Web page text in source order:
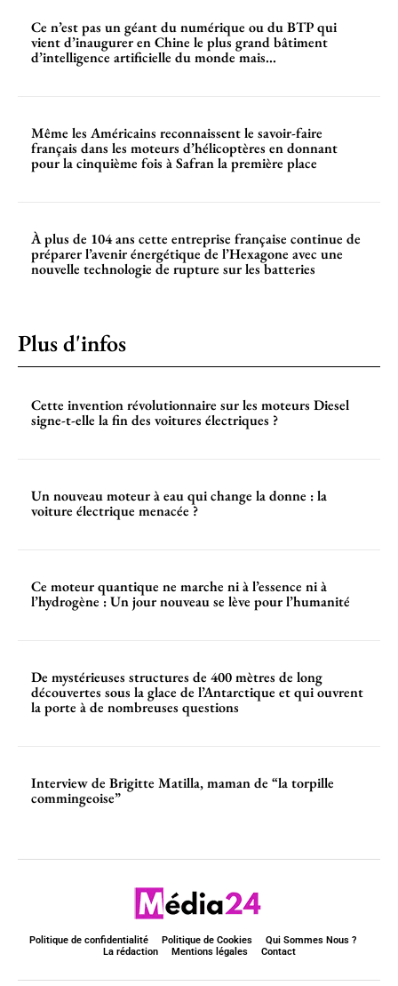
Ce n’est pas un géant du numérique ou du BTP qui
vient d’inaugurer en Chine le plus grand bâtiment
d’intelligence artificielle du monde mais...
Même les Américains reconnaissent le savoir-faire
français dans les moteurs d’hélicoptères en donnant
pour la cinquième fois à Safran la première place
À plus de 104 ans cette entreprise française continue de
préparer l’avenir énergétique de l’Hexagone avec une
nouvelle technologie de rupture sur les batteries
Plus d'infos
Cette invention révolutionnaire sur les moteurs Diesel
signe-t-elle la fin des voitures électriques ?
Un nouveau moteur à eau qui change la donne : la
voiture électrique menacée ?
Ce moteur quantique ne marche ni à l’essence ni à
l’hydrogène : Un jour nouveau se lève pour l’humanité
De mystérieuses structures de 400 mètres de long
découvertes sous la glace de l’Antarctique et qui ouvrent
la porte à de nombreuses questions
Interview de Brigitte Matilla, maman de “la torpille
commingeoise”
Politique de confidentialité Politique de Cookies
Qui Sommes Nous ?
La rédaction
Mentions légales Contact